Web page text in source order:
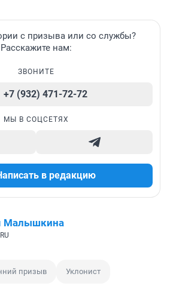
с призыва или со службы?
Расскажите нам:
ЗВОНИТЕ
+7 (932) 471-72-72
МЫ В СОЦСЕТЯХ
в редакцию
Малышкина
призыв Уклонист